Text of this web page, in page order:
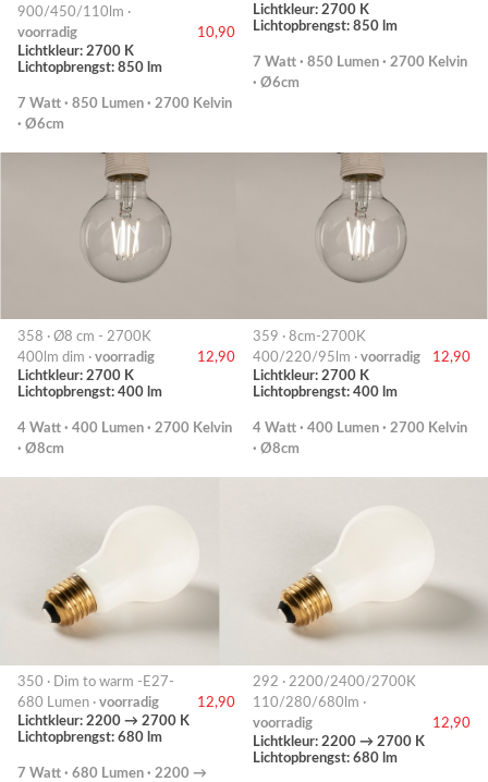
900/450/110lm ·
voorradig
10,90
Lichtkleur: 2700 K
Lichtopbrengst: 850 lm
7 Watt · 850 Lumen · 2700 Kelvin
· Ø6cm
Lichtkleur: 2700 K
Lichtopbrengst: 850 lm
7 Watt · 850 Lumen · 2700 Kelvin
· Ø6cm
358 · Ø8 cm - 2700K
400lm dim · voorradig
12,90
Lichtkleur: 2700 K
Lichtopbrengst: 400 lm
4 Watt · 400 Lumen · 2700 Kelvin
· Ø8cm
359 · 8cm-2700K
400/220/95lm · voorradig
12,90
Lichtkleur: 2700 K
Lichtopbrengst: 400 lm
4 Watt · 400 Lumen · 2700 Kelvin
· Ø8cm
350 · Dim to warm -E27-
680 Lumen · voorradig
12,90
Lichtkleur: 2200 → 2700 K
Lichtopbrengst: 680 lm
7 Watt · 680 Lumen · 2200 →
292 · 2200/2400/2700K
110/280/680lm ·
voorradig
12,90
Lichtkleur: 2200 → 2700 K
Lichtopbrengst: 680 lm